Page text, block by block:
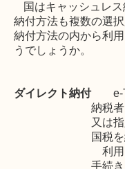
国はキャッシュレ
納付方法も複数の選
納付方法の内から利
うでしょうか。
ダイレクト納付 e-
納税
又は
国税
利用
手続